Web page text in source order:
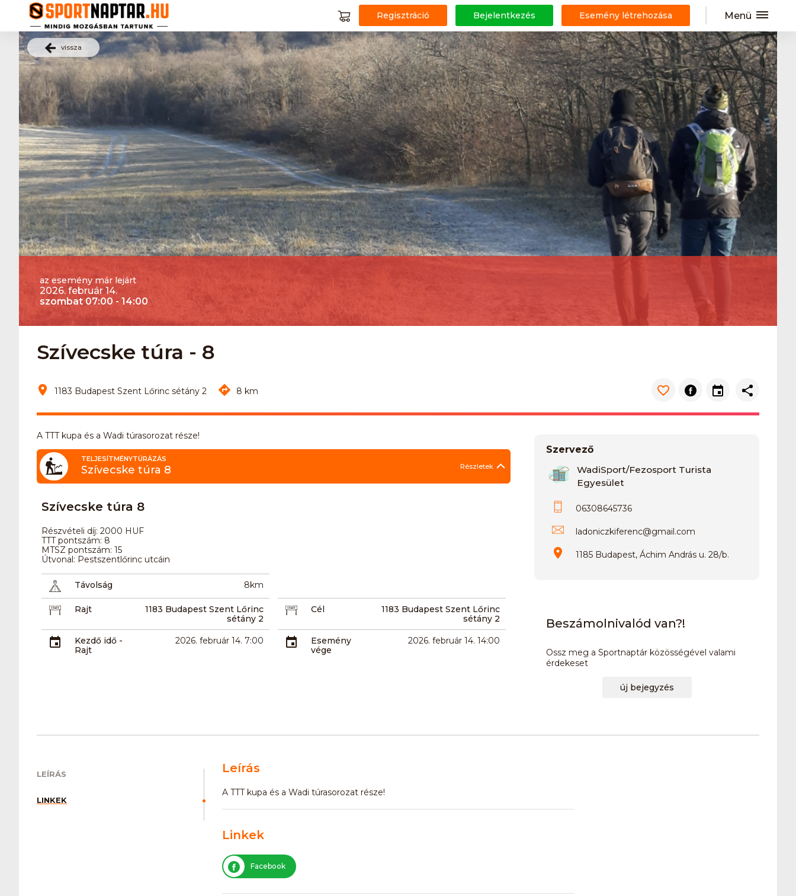
Regisztráció Bejelentkezés Esemény létrehozása Menü
vissza
az esemény már lejárt
2026. február 14.
szombat 07:00 - 14:00
Szívecske túra - 8
1183 Budapest Szent Lőrinc sétány 2 8 km
A TTT kupa és a Wadi túrasorozat része!
TELJESÍTMÉNYTÚRÁZÁS
Szívecske túra 8 Részletek
Szívecske túra 8
Részvételi díj: 2000 HUF
TTT pontszám: 8
MTSZ pontszám: 15
Útvonal: Pestszentlőrinc utcáin
Távolság 8km
Rajt
1183 Budapest Szent Lőrinc
sétány 2
Cél
1183 Budapest Szent Lőrinc
sétány 2
Kezdő idő -
Rajt
2026. február 14. 7:00
Esemény
vége
2026. február 14. 14:00
Szervező
WadiSport/Fezosport Turista
Egyesület
06308645736
ladoniczkiferenc@gmail.com
1185 Budapest, Áchim András u. 28/b.
Beszámolnivalód van?!
Ossz meg a Sportnaptár közösségével valami
érdekeset
új bejegyzés
LEÍRÁS
LINKEK
Leírás
A TTT kupa és a Wadi túrasorozat része!
Linkek
Facebook